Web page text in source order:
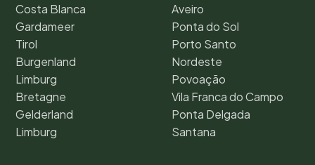
Costa Blanca
Gardameer
Tirol
Burgenland
Limburg
Bretagne
Gelderland
Limburg
Aveiro
Ponta do Sol
Porto Santo
Nordeste
Povoação
Vila Franca do Campo
Ponta Delgada
Santana